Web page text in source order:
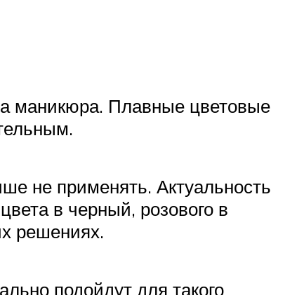
маникюра. Плавные цветовые
не применять. Актуальность
в черный, розового в
решениях.
подойдут для такого